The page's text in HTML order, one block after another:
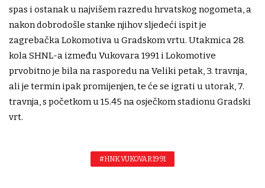
spas i ostanak u najvišem razredu hrvatskog nogometa, a
nakon dobrodošle stanke njihov sljedeći ispit je
zagrebačka Lokomotiva u Gradskom vrtu. Utakmica 28.
kola SHNL-a između Vukovara 1991 i Lokomotive
prvobitno je bila na rasporedu na Veliki petak, 3. travnja,
ali je termin ipak promijenjen, te će se igrati u utorak, 7.
travnja, s početkom u 15.45 na osječkom stadionu Gradski
vrt.
#HNK VUKOVAR 1991